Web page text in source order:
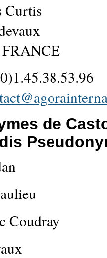
Curtis
FRANCE
de
Coudray